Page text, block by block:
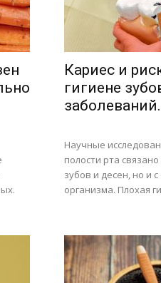
Кариес и
гигиене
Научные
полости рта
зубов и десен, но и
организма. Плохая